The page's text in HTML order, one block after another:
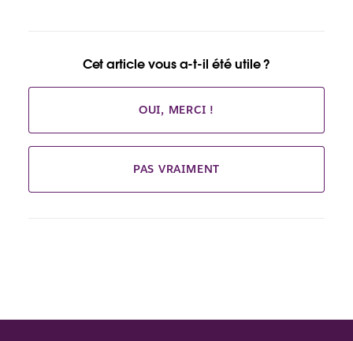
Cet article vous a-t-il été utile ?
OUI, MERCI !
PAS VRAIMENT